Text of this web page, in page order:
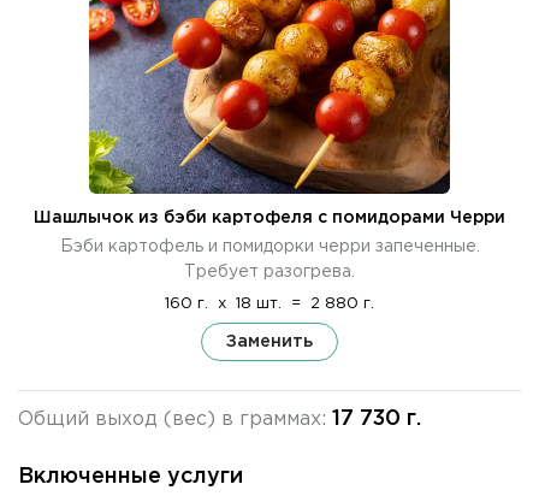
Шашлычок из бэби картофеля с помидорами Черри
Бэби картофель и помидорки черри запеченные.
Требует разогрева.
160 г. x 18 шт. = 2 880 г.
Заменить
Общий выход (вес) в граммах: 17 730 г.
Включенные услуги